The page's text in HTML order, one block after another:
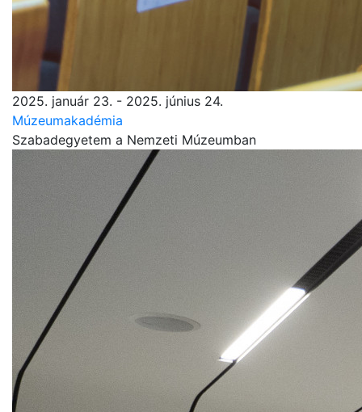
2025. január 23. - 2025. június 24.
Múzeumakadémia
Szabadegyetem a Nemzeti Múzeumban